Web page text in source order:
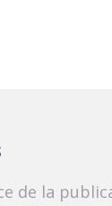
de la